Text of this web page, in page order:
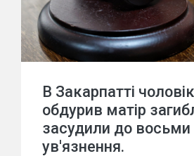
В Закарпатті
обдурив матір
засудили до восьми
ув'язнення.